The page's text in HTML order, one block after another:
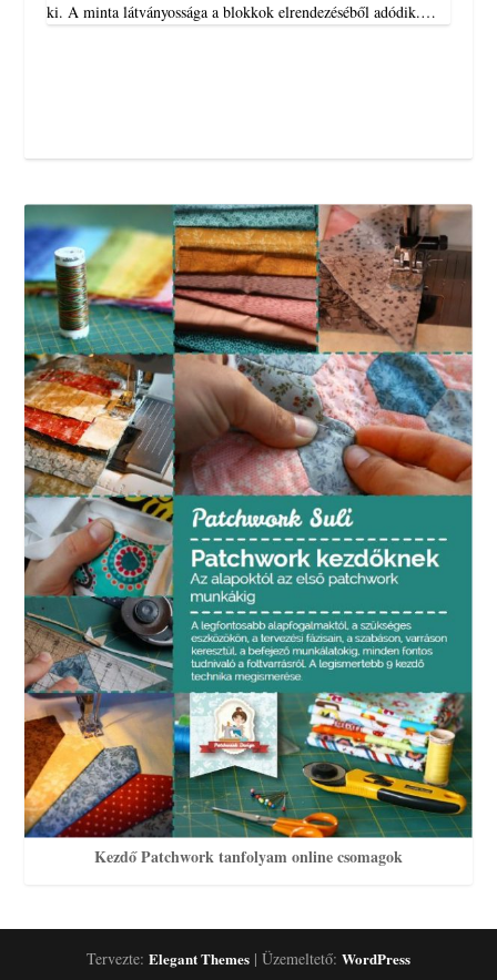
ki. A minta látványossága a blokkok elrendezéséből adódik.…
Kezdő Patchwork tanfolyam online csomagok
Tervezte: Elegant Themes | Üzemeltető: WordPress